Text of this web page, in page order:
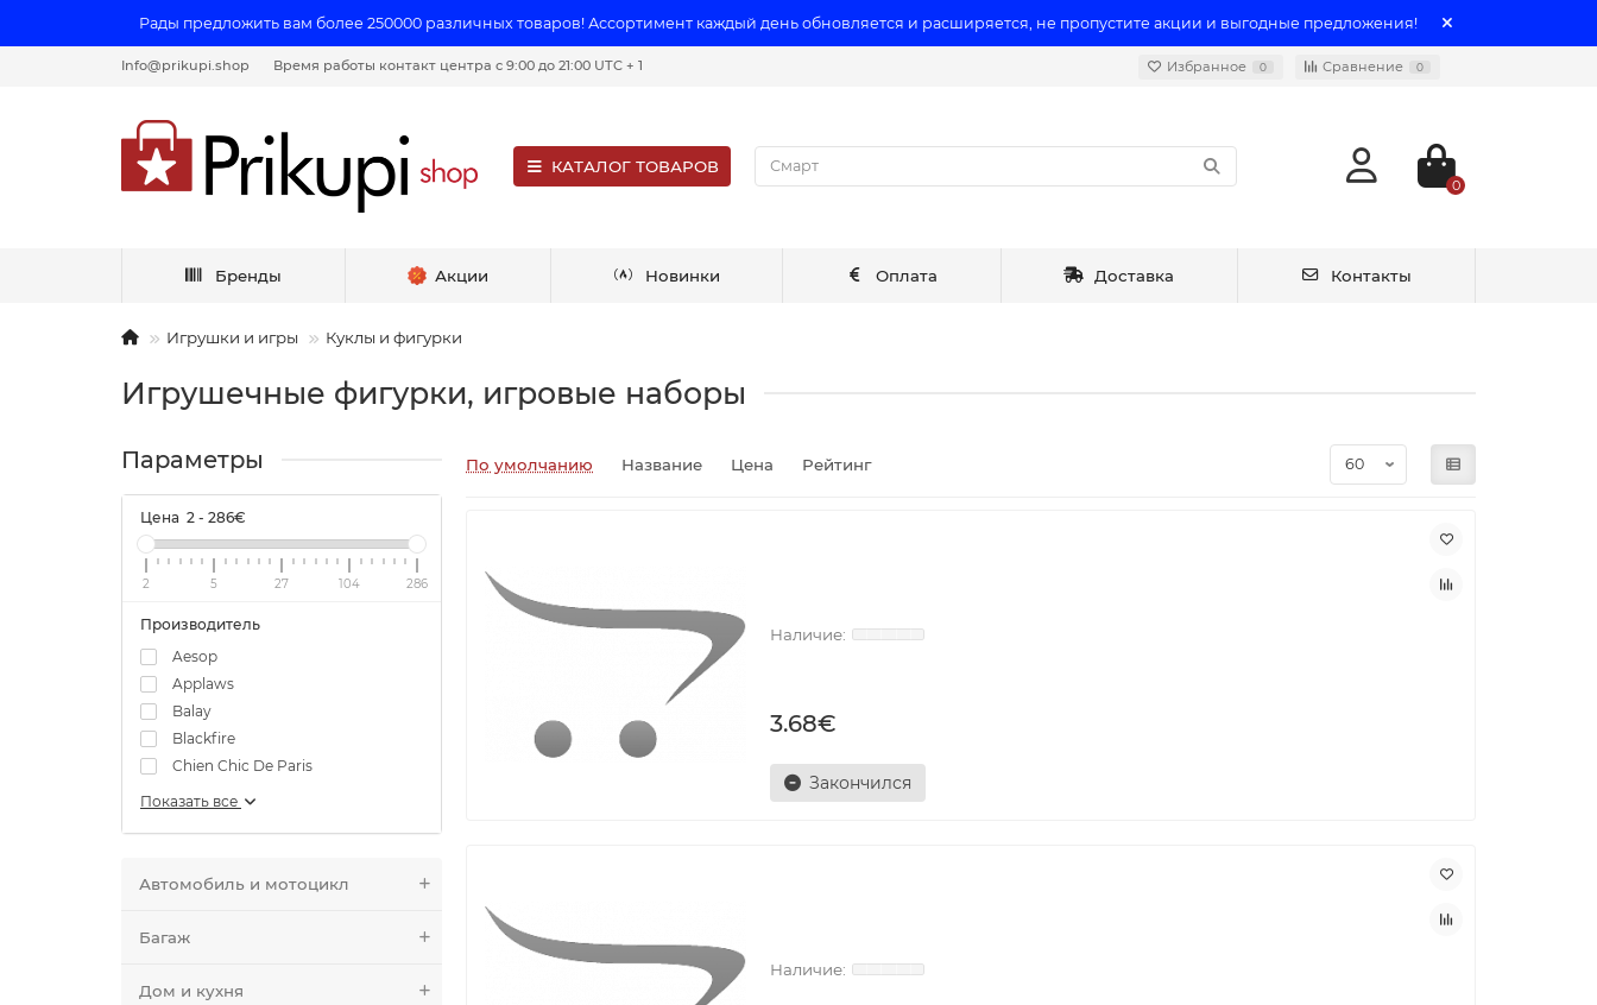
Рады предложить вам более 250000 различных товаров! Ассортимент каждый день обновляется и расширяется, не пропустите акции и выгодные предложения!
Info@prikupi.shop Время работы контакт центра с 9:00 до 21:00 UTC + 1 Избранное 0 Сравнение 0
КАТАЛОГ ТОВАРОВ
0
Бренды Акции Новинки Оплата Доставка Контакты
Игрушки и игры Куклы и фигурки
Игрушечные фигурки, игровые наборы
Параметры
Цена 2 - 286€
2 5 27 104 286
Производитель
Aesop
Applaws
Balay
Blackfire
Chien Chic De Paris
Показать все
Автомобиль и мотоцикл
Багаж
Дом и кухня
По умолчанию Название Цена Рейтинг
3.68€
Закончился